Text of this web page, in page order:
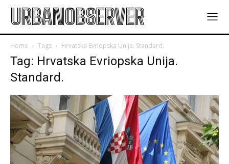
URBANOBSERVER
Home Tags Hrvatska Evriopska Unija. Standard.
Tag: Hrvatska Evriopska Unija.
Standard.